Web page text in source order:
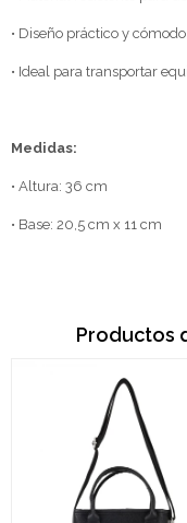
• Diseño práctico y cómodo
• Ideal para transportar
Medidas:
• Altura: 36 cm
• Base: 20,5 cm x 11 cm
Productos